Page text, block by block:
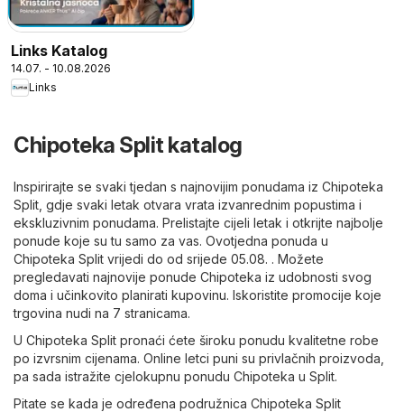
Links Katalog
14.07. - 10.08.2026
Links
Chipoteka Split katalog
Inspirirajte se svaki tjedan s najnovijim ponudama iz Chipoteka
Split, gdje svaki letak otvara vrata izvanrednim popustima i
ekskluzivnim ponudama. Prelistajte cijeli letak i otkrijte najbolje
ponude koje su tu samo za vas. Ovotjedna ponuda u
Chipoteka Split vrijedi do od srijede 05.08. . Možete
pregledavati najnovije ponude Chipoteka iz udobnosti svog
doma i učinkovito planirati kupovinu. Iskoristite promocije koje
trgovina nudi na 7 stranicama.
U Chipoteka Split pronaći ćete široku ponudu kvalitetne robe
po izvrsnim cijenama. Online letci puni su privlačnih proizvoda,
pa sada istražite cjelokupnu ponudu Chipoteka u Split.
Pitate se kada je određena podružnica Chipoteka Split